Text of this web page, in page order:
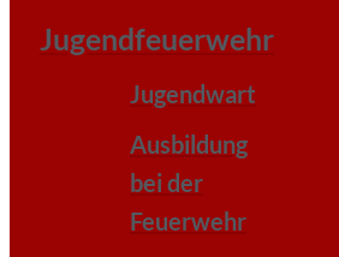
Jugendfeuerwehr
Jugendwart
Ausbildung
bei der
Feuerwehr